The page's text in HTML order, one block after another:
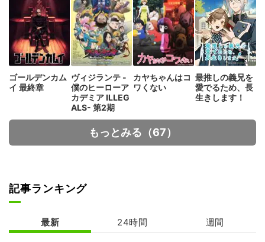
ゴールデンカム
イ 最終章
ヴィジランテ -
僕のヒーローア
カデミア ILLEG
ALS- 第2期
カヤちゃんはコ
ワくない
最推しの義兄を
愛でるため、長
生きします！
もっとみる（67）
記事ランキング
最新 24時間 週間